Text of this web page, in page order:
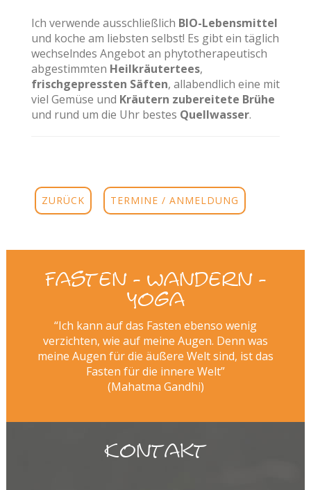
Ich verwende ausschließlich BIO-Lebensmittel
und koche am liebsten selbst! Es gibt ein täglich
wechselndes Angebot an phytotherapeutisch
abgestimmten Heilkräutertees,
frischgepressten Säften, allabendlich eine mit
viel Gemüse und Kräutern zubereitete Brühe
und rund um die Uhr bestes Quellwasser.
ZURÜCK TERMINE / ANMELDUNG
Fasten - Wandern -
Yoga
“Ich kann auf das Fasten ebenso wenig
verzichten, wie auf meine Augen. Denn was
meine Augen für die äußere Welt sind, ist das
Fasten für die innere Welt”
(Mahatma Gandhi)
Kontakt